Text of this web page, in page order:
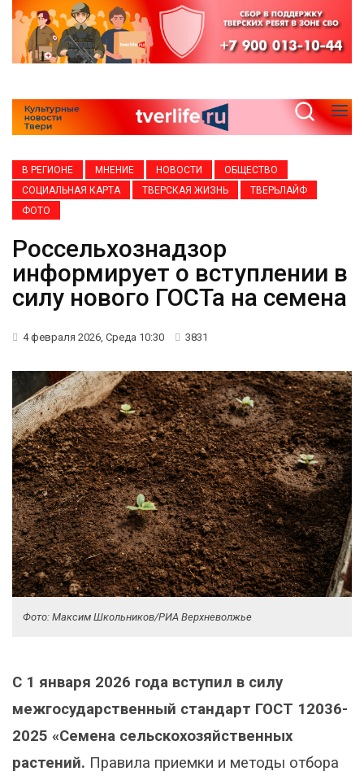
В РЕГИОНЕ МНЕНИЕ НОВОСТИ
ОБЩЕСТВО
СОЦИАЛЬНАЯ КАРТА
ТВЕРСКАЯ ЖИЗНЬ
ТВЕРЬЛАЙФ
ФОТО
Россельхознадзор
информирует о вступлении в
силу нового ГОСТа на семена
4 февраля 2026, Среда 10:30 3831
Фото: Максим Школьников/РИА Верхневолжье
С 1 января 2026 года вступил в силу
межгосударственный стандарт ГОСТ 12036-
2025 «Семена сельскохозяйственных
растений. Правила приемки и методы отбора